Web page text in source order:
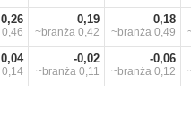
0,26
0,46
0,19
~branża 0,42
0,18
~branża 0,49
0,04
0,14
-0,02
~branża 0,11
-0,06
~branża 0,12